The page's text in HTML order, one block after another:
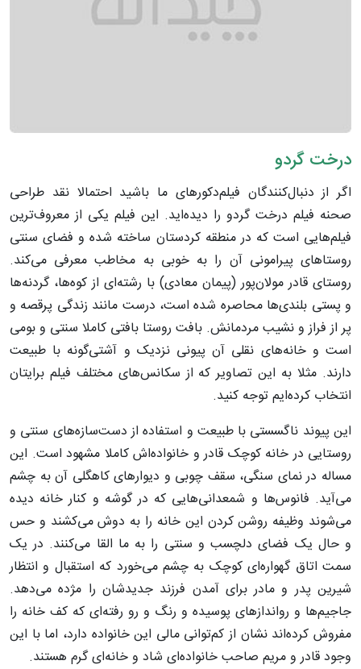
درخت گردو
اگر از دنبال‌کنندگان فیلم‌دکورهای ما باشید احتمالا نقد طراحی
صحنه فیلم درخت گردو را دیده‌اید. این فیلم یکی از معروف‌ترین
فیلم‌هایی است که در منطقه کردستان ساخته شده و فضای سنتی
روستاهای پیرامونی آن را به خوبی به مخاطب معرفی می‌کند.
روستای قادر مولان‌پور (پیمان معادی) با رشته‌ای از کوه‌ها، گردنه‌ها
و پستی بلندی‌ها محاصره شده است، درست مانند زندگی پرقصه و
پر از فراز و نشیب مردمانش. بافت روستا بافتی کاملا سنتی و بومی
است و خانه‌های نقلی آن پیونی نزدیک و آشتی‌گونه با طبیعت
دارند. مثلا به این تصاویر که از سکانس‌های مختلف فیلم برایتان
انتخاب کرده‌ایم توجه کنید.
این پیوند ناگسستی با طبیعت و استفاده از دست‌سازه‌های سنتی و
روستایی در خانه کوچک قادر و خانواده‌اش کاملا مشهود است. این
مساله در نمای سنگی، سقف چوبی و دیوارهای کاهگلی آن به چشم
می‌آید. فانوس‌ها و شمعدانی‌هایی که در گوشه و کنار خانه دیده
می‌شوند وظیفه روشن کردن این خانه را به دوش می‌کشند و حس
و حال یک فضای دلچسب و سنتی را به ما القا می‌کنند. در یک
سمت اتاق گهواره‌ای کوچک به چشم می‌خورد که استقبال و انتظار
شیرین پدر و مادر برای آمدن فرزند جدیدشان را مژده می‌دهد.
جاجیم‌ها و رواندازهای پوسیده و رنگ و رو رفته‌ای که کف خانه را
مفروش کرده‌اند نشان از کم‌توانی مالی این خانواده دارد، اما با این
وجود قادر و مریم صاحب خانواده‌ای شاد و خانه‌ای گرم هستند.